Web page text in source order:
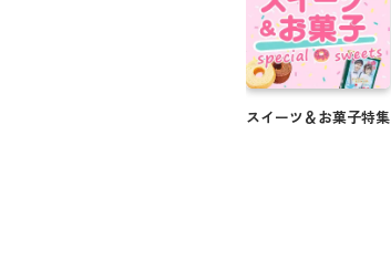
スイーツ＆お菓子特集